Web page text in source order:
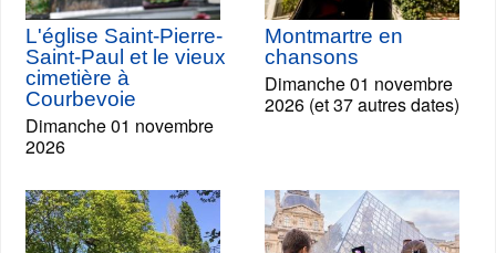
L'église Saint-Pierre-
Saint-Paul et le vieux
cimetière à
Courbevoie
Dimanche 01 novembre
2026
Montmartre en
chansons
Dimanche 01 novembre
2026 (et 37 autres dates)